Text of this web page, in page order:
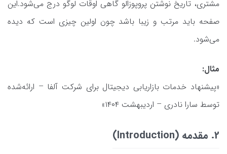
مشتری، تاریخ نوشتن پروپوزالو گاهی اوقات لوگو درج می‌شود.این
صفحه باید مرتب و زیبا باشد چون اولین چیزی است که دیده
می‌شود.
مثال:
«پیشنهاد خدمات بازاریابی دیجیتال برای شرکت آلفا – ارائه‌شده
توسط سارا نادری – اردیبهشت ۱۴۰۴»
2. مقدمه (Introduction)